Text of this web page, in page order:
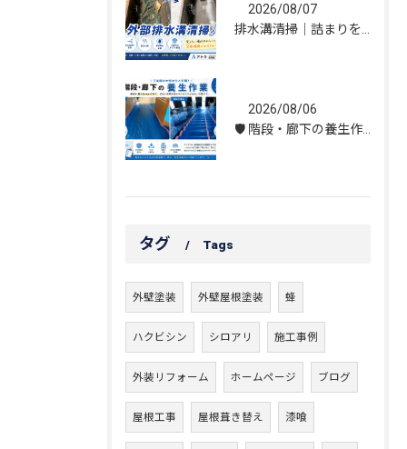
2026/08/07
2026/08/06
タグ Tags
外壁塗装 外壁屋根塗装 蜂
ハクビシン シロアリ 施工事例
外装リフォーム ホームページ ブログ
屋根工事 屋根葺き替え 漆喰